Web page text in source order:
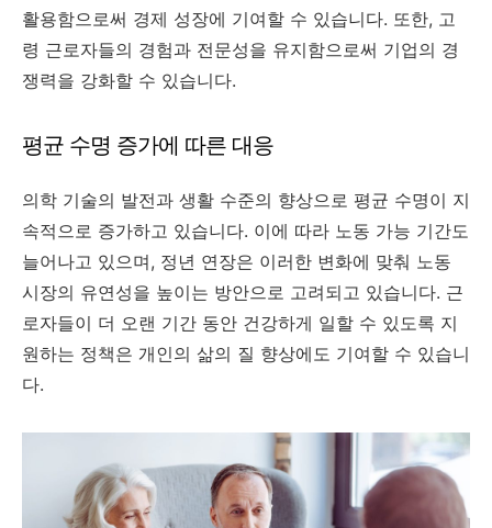
활용함으로써 경제 성장에 기여할 수 있습니다. 또한, 고
령 근로자들의 경험과 전문성을 유지함으로써 기업의 경
쟁력을 강화할 수 있습니다.
평균 수명 증가에 따른 대응
의학 기술의 발전과 생활 수준의 향상으로 평균 수명이 지
속적으로 증가하고 있습니다. 이에 따라 노동 가능 기간도
늘어나고 있으며, 정년 연장은 이러한 변화에 맞춰 노동
시장의 유연성을 높이는 방안으로 고려되고 있습니다. 근
로자들이 더 오랜 기간 동안 건강하게 일할 수 있도록 지
원하는 정책은 개인의 삶의 질 향상에도 기여할 수 있습니
다.